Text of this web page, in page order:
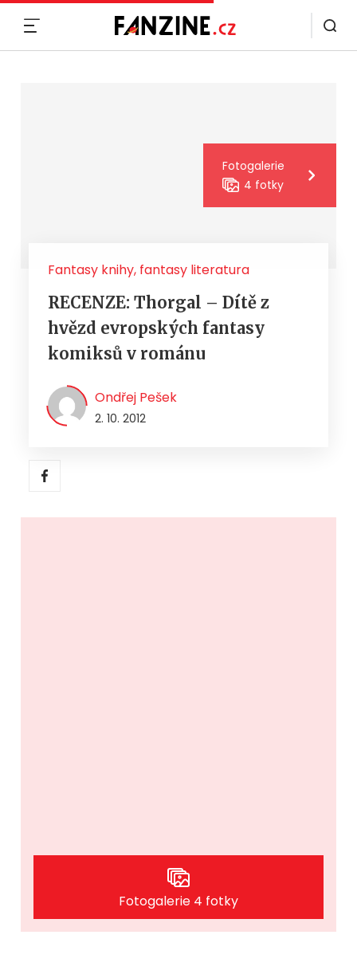
Fotogalerie
4 fotky
Fantasy knihy, fantasy literatura
RECENZE: Thorgal – Dítě z
hvězd evropských fantasy
komiksů v románu
Ondřej Pešek
2. 10. 2012
Fotogalerie 4 fotky